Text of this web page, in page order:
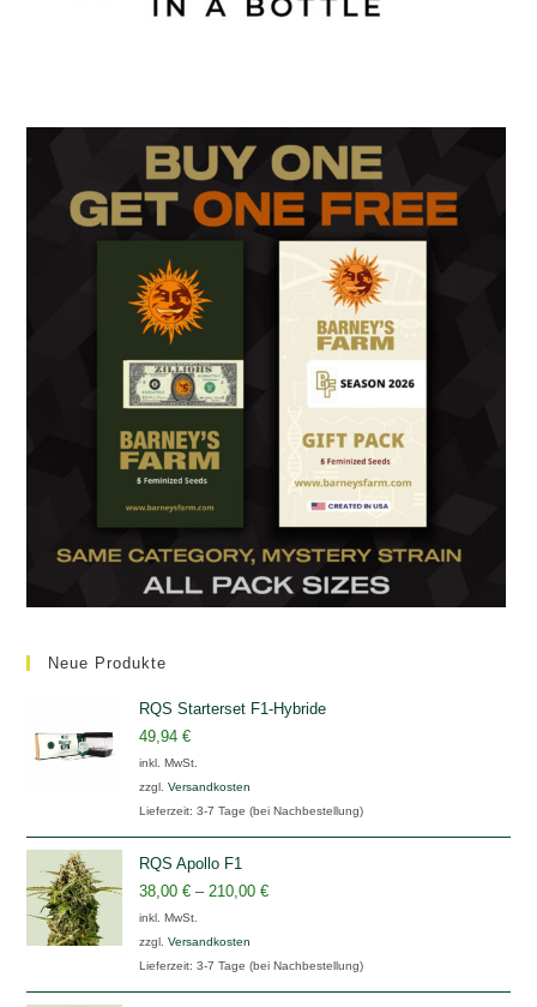
Neue Produkte
RQS Starterset F1-Hybride
49,94€
inkl. MwSt.
zzgl.Versandkosten
Lieferzeit:3-7 Tage (bei Nachbestellung)
RQS Apollo F1
38,00€ – 210,00€
inkl. MwSt.
zzgl.Versandkosten
Lieferzeit:3-7 Tage (bei Nachbestellung)